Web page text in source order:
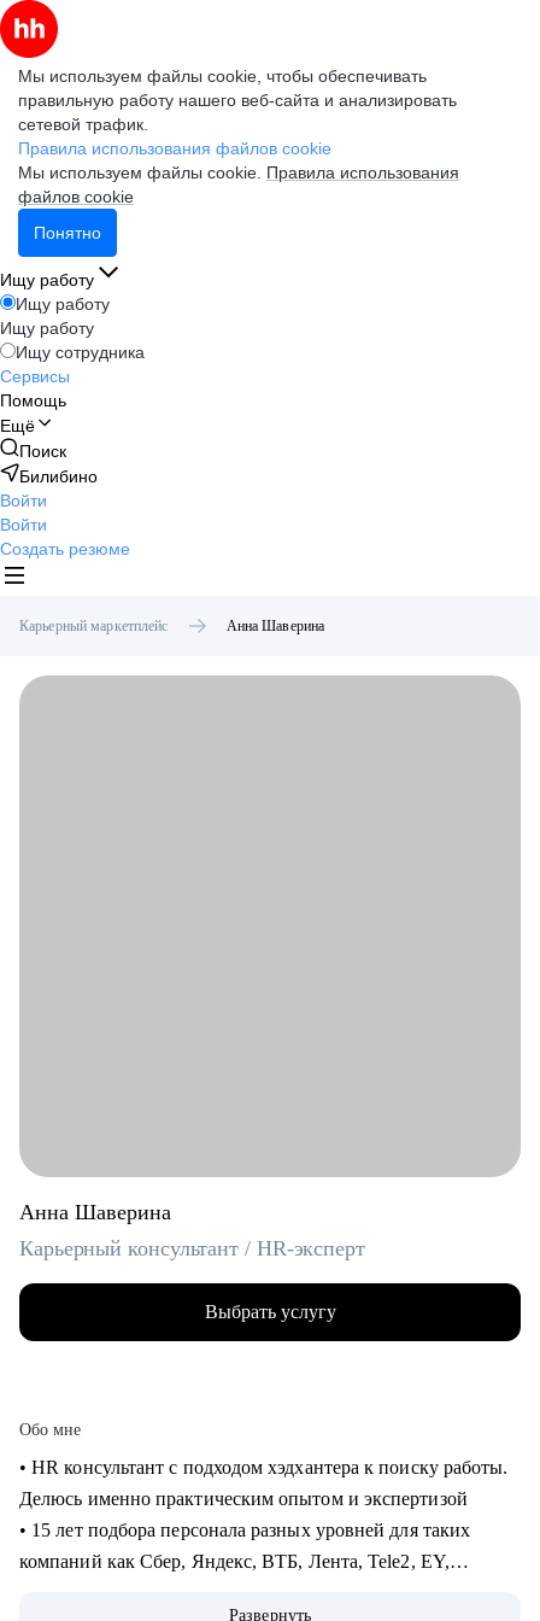
Мы используем файлы cookie, чтобы обеспечивать
правильную работу нашего веб-сайта и анализировать
сетевой трафик.
Правила использования файлов cookie
Мы используем файлы cookie. Правила использования
файлов cookie
Понятно
Ищу работу
Ищу работу
Ищу работу
Ищу сотрудника
Сервисы
Помощь
Ещё
Поиск
Билибино
Войти
Войти
Создать резюме
Карьерный маркетплейс Анна Шаверина
Анна Шаверина
Карьерный консультант / HR-эксперт
Выбрать услугу
Обо мне
• HR консультант с подходом хэдхантера к поиску работы.
Делюсь именно практическим опытом и экспертизой
• 15 лет подбора персонала разных уровней для таких
компаний как Сбер, Яндекс, ВТБ, Лента, Tele2, EY,
Развернуть